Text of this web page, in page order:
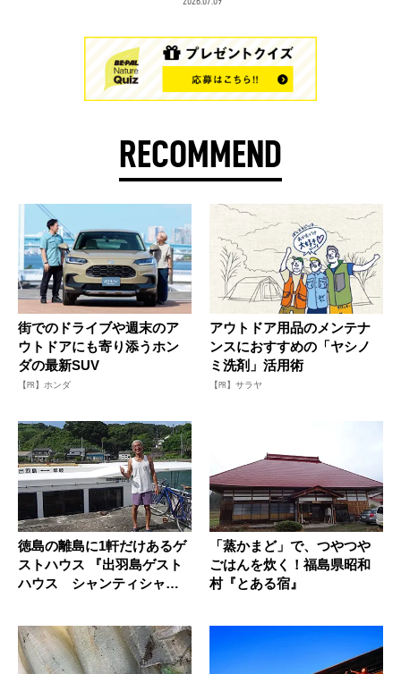
RECOMMEND
街でのドライブや週末のア
ウトドアにも寄り添うホン
ダの最新SUV
【PR】ホンダ
アウトドア用品のメンテナ
ンスにおすすめの「ヤシノ
ミ洗剤」活用術
【PR】サラヤ
徳島の離島に1軒だけあるゲ
ストハウス 『出羽島ゲスト
ハウス シャンティシャン
「蒸かまど」で、つやつや
ごはんを炊く！福島県昭和
村『とある宿』